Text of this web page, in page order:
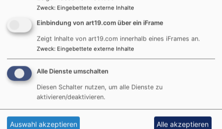
Gottesdienste
So, 16.8. 9:30 Uhr
Kein Gottesdienst in Neuenmarkt, bitte besuchen Sie
die Gottesdienste in Wirsberg oder Harsdorf
Ohne Ort
Zweck: Eingebettete externe Inhalte
Einbindung von art19.com über ein iFrame
Zeigt Inhalte von art19.com innerhalb eines iFrames an.
Zweck: Eingebettete externe Inhalte
Alle Dienste umschalten
Diesen Schalter nutzen, um alle Dienste zu
aktivieren/deaktivieren.
Auswahl akzeptieren Alle akzeptieren